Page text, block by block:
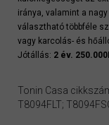
iránya, valamint a
választható többféle
vagy karcolás- és
Jótállás: 2 év.
Tonin Casa
T8094FLT;